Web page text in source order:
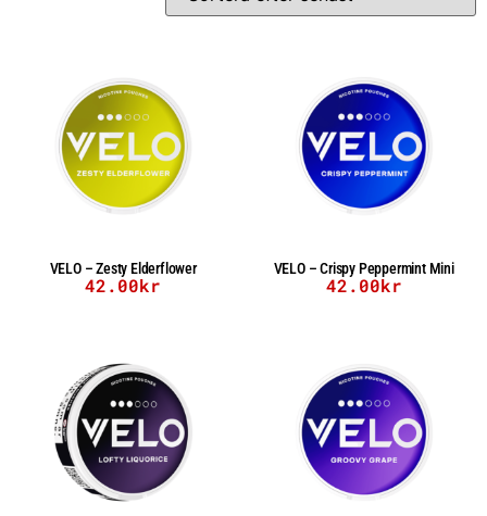
VELO – Zesty Elderflower
42.00kr
VELO – Crispy Peppermint Mini
42.00kr